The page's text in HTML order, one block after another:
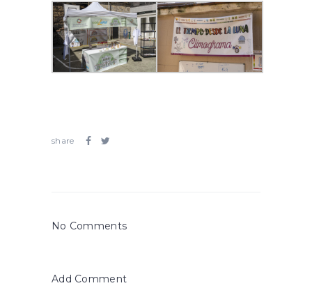
share
No Comments
Add Comment